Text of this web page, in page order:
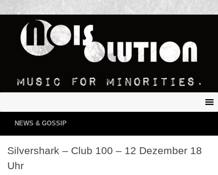
NEWS & GOSSIP
Silvershark – Club 100 – 12 Dezember 18
Uhr